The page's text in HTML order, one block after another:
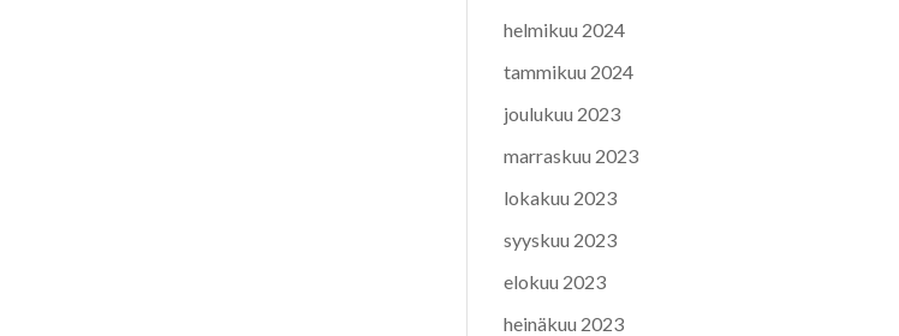
helmikuu 2024
tammikuu 2024
joulukuu 2023
marraskuu 2023
lokakuu 2023
syyskuu 2023
elokuu 2023
heinäkuu 2023